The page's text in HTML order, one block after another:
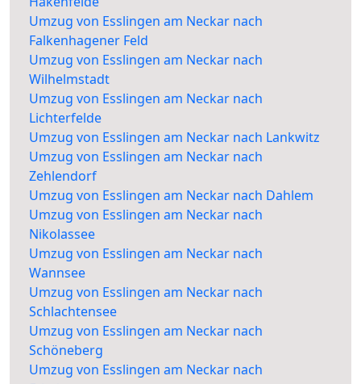
Umzug von Esslingen am Neckar nach
Falkenhagener Feld
Umzug von Esslingen am Neckar nach
Wilhelmstadt
Umzug von Esslingen am Neckar nach
Lichterfelde
Umzug von Esslingen am Neckar nach Lankwitz
Umzug von Esslingen am Neckar nach
Zehlendorf
Umzug von Esslingen am Neckar nach Dahlem
Umzug von Esslingen am Neckar nach
Nikolassee
Umzug von Esslingen am Neckar nach
Wannsee
Umzug von Esslingen am Neckar nach
Schlachtensee
Umzug von Esslingen am Neckar nach
Schöneberg
Umzug von Esslingen am Neckar nach